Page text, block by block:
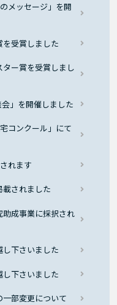
メッセージ」を開
受賞しました
ー賞を受賞しまし
」を開催しました
コンクール」にて
れます
されました
成事業に採択され
下さいました
下さいました
部変更について